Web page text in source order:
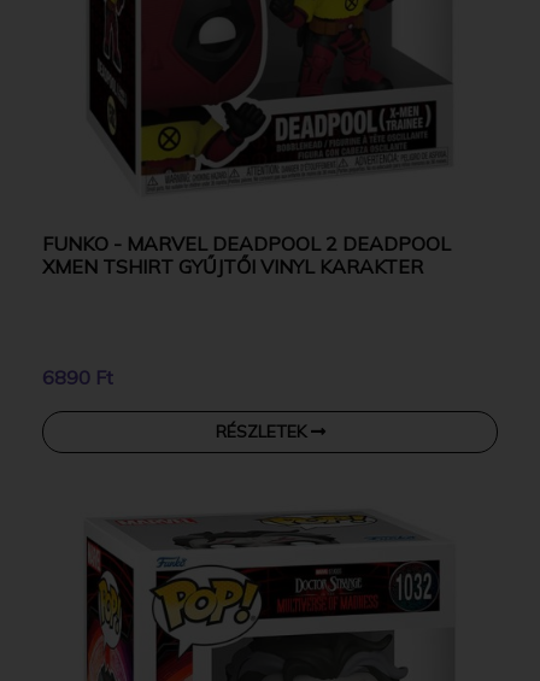
FUNKO - MARVEL DEADPOOL 2 DEADPOOL
XMEN TSHIRT GYŰJTŐI VINYL KARAKTER
6890 Ft
RÉSZLETEK